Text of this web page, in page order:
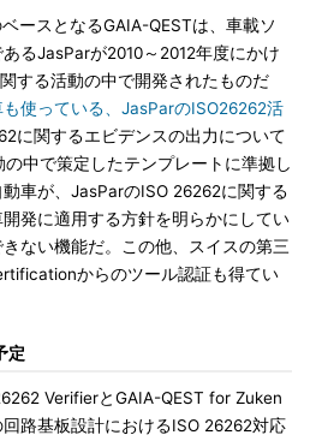
ースとなるGAIA-QESTは、車載ソ
るJasParが2010～2012年度にかけ
する活動の中で開発されたものだ
使っている、JasParのISO26262活
に関するエビデンスの出力について
中で策定したテンプレートに準拠し
車が、JasParのISO 26262に関する
発に適用する方針を明らかにしてい
ない機能だ。この他、スイスの第三
からのツール認証も得てい
定
VerifierとGAIA-QEST for Zuken
路基板設計におけるISO 26262対応